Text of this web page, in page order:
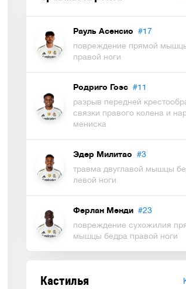
Рауль Асенсио #17
повреждение прямой
правой ноги
Родриго Гоэс #11
разрыв передней
связки правого колена и
мениска
Эдер Милитао #3
травма двуглавой мышцы
левой ноги
Ферлан Менди #23
повреждение сухожилия
мышцы бедра правой ноги
Кастилья